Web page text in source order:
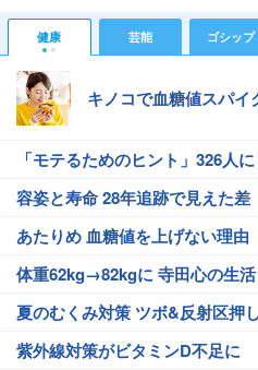
健康 芸能 ゴシップ
キノコで血糖値スパイ
「モテるためのヒント」326人に
容姿と寿命 28年追跡で見えた差
あたりめ 血糖値を上げない理由
体重62kg→82kgに 寺田心の生活
夏のむくみ対策 ツボ&反射区押
紫外線対策がビタミンD不足に